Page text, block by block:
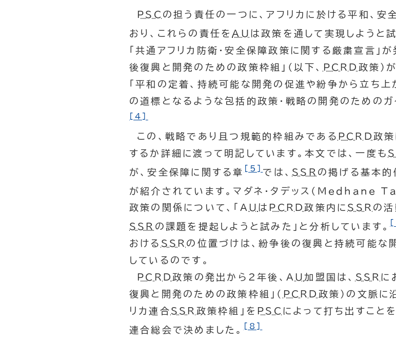
PSC の担う責任の一つに、アフリカに於ける平和、
おり、これらの責任を AU は政策を通して実現しようと
「共通アフリカ防衛・安全保障政策に関する厳粛宣言
後復興と開発のための政策枠組」（以下、
PCRD 政策)が
「平和の定着、持続可能な開発の促進や紛争から立ち
の道標となるような包括的政策・戦略の開発のためのガ
[4]
この、戦略であり且つ規範的枠組みである PCRD 政
するか詳細に渡って明記しています。本文では、一度も
が、安全保障に関する章 [5] では、 SSR の掲げる基本的
が紹介されています。マダネ・タデッス（ Medhane
政策の関係について、「 AU は PCRD政策内に SSR の活
SSR の課題を提起しようと試みた」と分析しています。
おける SSR の位置づけは、紛争後の復興と持続可能な
しているのです。
PCRD政策の発出から2年後、 AU加盟国は、 SSR に
復興と開発のための政策枠組」（ PCRD 政策）の文脈に
リカ連合 SSR 政策枠組」を PSC によって打ち出すこ
連合総会で決めました。 [8]